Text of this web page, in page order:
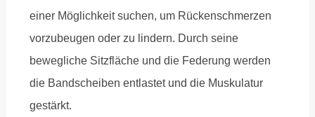
einer Möglichkeit suchen, um Rückenschmerzen
vorzubeugen oder zu lindern. Durch seine
bewegliche Sitzfläche und die Federung werden
die Bandscheiben entlastet und die Muskulatur
gestärkt.